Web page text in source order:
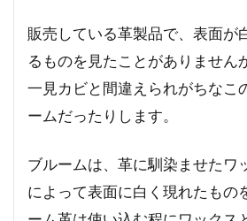
販売している革製品で、表面が
るものを見たことがありません
一見カビと間違えられがちなこ
ームだったりします。
ブルームは、革に馴染ませたワ
によって表面に白く現れたもの